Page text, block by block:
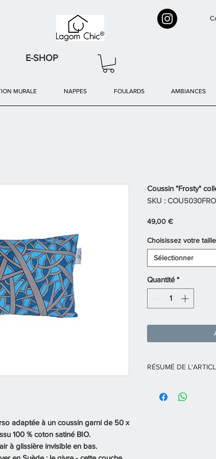
E-SHOP
MURALE NAPPES FOULARDS AMBIANCES
adaptée à un coussin garni de 50 x
100 % coton satiné BIO.
à glissière invisible en bas.
Coussin "Frosty"
SKU : COU5030FRO
49,00 €Prix
Choisissez votre taille
Sélectionner
Quantité *
RÉSUMÉ DE